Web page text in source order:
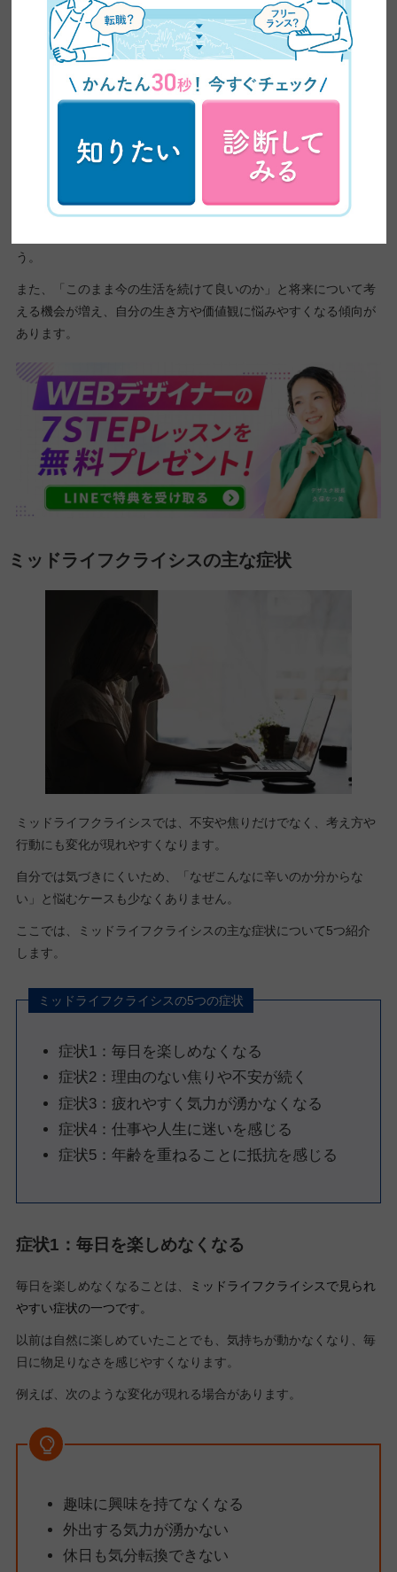
友人と会う機会が減る 疎遠になった寂しさや孤独感
家族との関係性が変わる 価値観のズレや距離感への戸惑い
職場で世代の違いを感じる
不安
こうした変化が重なることで、今まで当たり前だった生活や人間
例えば、友人との会話が以前ほど楽しいと感じられなくなった
う。
また、「このまま今の生活を続けて良いのか」と将来について考
える機会が増え、自分の生き方や価値観に悩みやすくなる傾向が
あります。
ミッドライフクライシスの主な症状
ミッドライフクライシスでは、不安や焦りだけでなく、考え方や
行動にも変化が現れやすくなります。
自分では気づきにくいため、「なぜこんなに辛いのか分からな
い」と悩むケースも少なくありません。
ここでは、ミッドライフクライシスの主な症状について5つ紹介
します。
ミッドライフクライシスの5つの症状
症状1：毎日を楽しめなくなる
症状2：理由のない焦りや不安が続く
症状3：疲れやすく気力が湧かなくなる
症状4：仕事や人生に迷いを感じる
症状5：年齢を重ねることに抵抗を感じる
症状1：毎日を楽しめなくなる
毎日を楽しめなくなることは、
ミッドライフクライシスで見られ
やすい症状の一つです。
以前は自然に楽しめていたことでも、気持ちが動かなくなり、毎
日に物足りなさを感じやすくなります。
例えば、次のような変化が現れる場合があります。
趣味に興味を持てなくなる
外出する気力が湧かない
休日も気分転換できない